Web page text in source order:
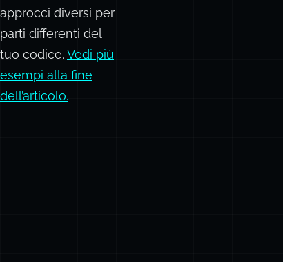
approcci diversi per
parti differenti del
tuo codice.Vedi più
esempi alla fine
dell’articolo.